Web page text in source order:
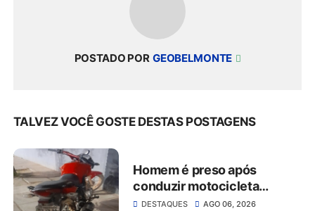
POSTADO POR GEOBELMONTE
TALVEZ VOCÊ GOSTE DESTAS POSTAGENS
Homem é preso após
conduzir motocicleta
embriagado e resistir à
DESTAQUES AGO 06, 2026